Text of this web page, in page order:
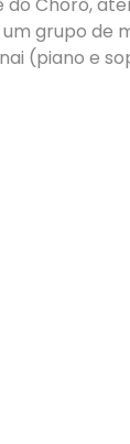
grupo de
(piano e